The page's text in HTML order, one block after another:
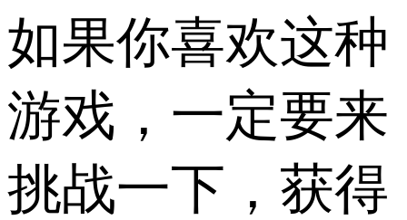
如果你喜欢这种
游戏，一定要来
挑战一下，获得